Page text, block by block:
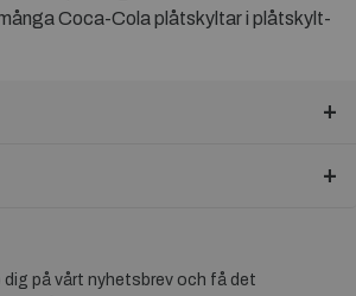
Coca-Cola plåtskyltar i plåtskylt-
dig på vårt nyhetsbrev och få det